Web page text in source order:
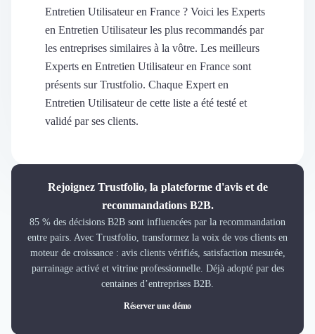
Découvrir le média
Demander une démo
Connexion
Teambuilding
Conseil en Management et Organisation
Gestion paie
Coaching
Entretien Utilisateur en France ? Voici les Experts
en Entretien Utilisateur les plus recommandés par
les entreprises similaires à la vôtre. Les meilleurs
Experts en Entretien Utilisateur en France sont
présents sur Trustfolio. Chaque Expert en
Entretien Utilisateur de cette liste a été testé et
validé par ses clients.
Rejoignez Trustfolio, la plateforme d'avis et de
recommandations B2B.
85 % des décisions B2B sont influencées par la recommandation
entre pairs. Avec Trustfolio, transformez la voix de vos clients en
moteur de croissance : avis clients vérifiés, satisfaction mesurée,
parrainage activé et vitrine professionnelle. Déjà adopté par des
centaines d’entreprises B2B.
Réserver une démo